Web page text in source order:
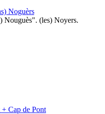
Noguèrs
Nouguès". (les) Noyers.
Cap de Pont